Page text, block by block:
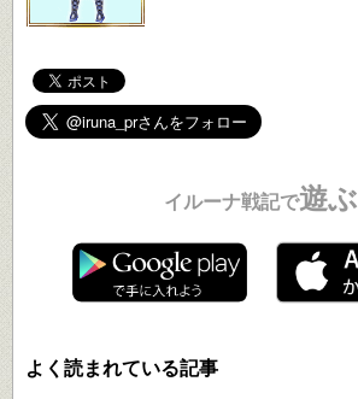
イルーナ戦記で遊ぶ
よく読まれている記事